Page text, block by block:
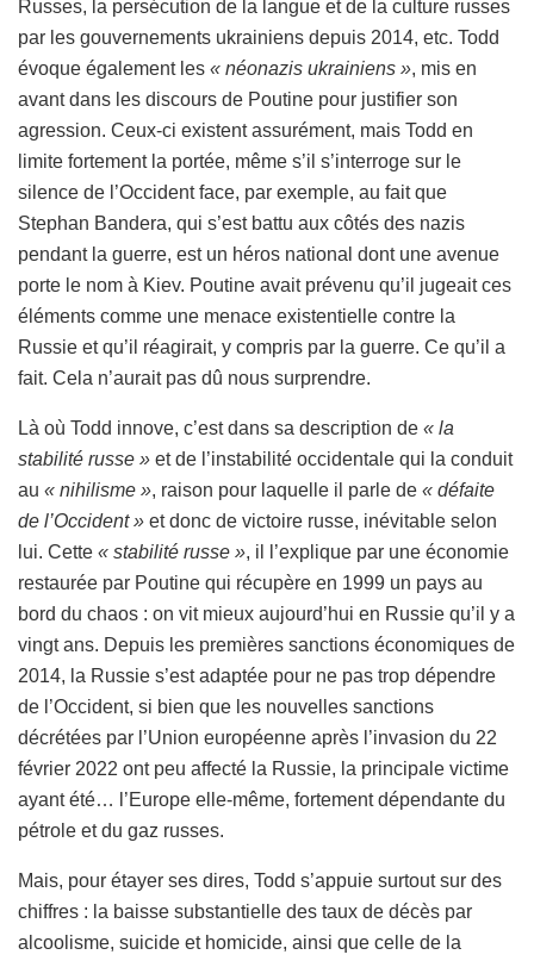
Russes, la persécution de la langue et de la culture russes
par les gouvernements ukrainiens depuis 2014, etc. Todd
évoque également les « néonazis ukrainiens », mis en
avant dans les discours de Poutine pour justifier son
agression. Ceux-ci existent assurément, mais Todd en
limite fortement la portée, même s’il s’interroge sur le
silence de l’Occident face, par exemple, au fait que
Stephan Bandera, qui s’est battu aux côtés des nazis
pendant la guerre, est un héros national dont une avenue
porte le nom à Kiev. Poutine avait prévenu qu’il jugeait ces
éléments comme une menace existentielle contre la
Russie et qu’il réagirait, y compris par la guerre. Ce qu’il a
fait. Cela n’aurait pas dû nous surprendre.
Là où Todd innove, c’est dans sa description de « la
stabilité russe » et de l’instabilité occidentale qui la conduit
au « nihilisme », raison pour laquelle il parle de « défaite
de l’Occident » et donc de victoire russe, inévitable selon
lui. Cette « stabilité russe », il l’explique par une économie
restaurée par Poutine qui récupère en 1999 un pays au
bord du chaos : on vit mieux aujourd’hui en Russie qu’il y a
vingt ans. Depuis les premières sanctions économiques de
2014, la Russie s’est adaptée pour ne pas trop dépendre
de l’Occident, si bien que les nouvelles sanctions
décrétées par l’Union européenne après l’invasion du 22
février 2022 ont peu affecté la Russie, la principale victime
ayant été… l’Europe elle-même, fortement dépendante du
pétrole et du gaz russes.
Mais, pour étayer ses dires, Todd s’appuie surtout sur des
chiffres : la baisse substantielle des taux de décès par
alcoolisme, suicide et homicide, ainsi que celle de la